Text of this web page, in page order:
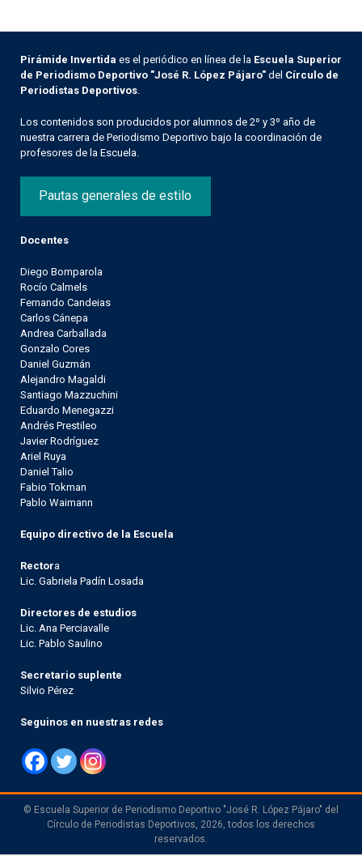
Pirámide Invertida es el periódico en línea de la Escuela Superior
de Periodismo Deportivo "José R. López Pájaro" del Círculo de
Periodistas Deportivos
Los contenidos son producidos por alumnos de 2º y 3º año de
nuestra carrera de Periodismo Deportivo bajo la coordinación de
profesores de la Escuela.
Pautas generales de estilo
Docentes
Diego Bomparola
Rocío Calmels
Fernando Candeias
Carlos Cánepa
Andrea Carballada
Gonzalo Cores
Daniel Guzmán
Alejandro Magaldi
Santiago Mazzuchini
Eduardo Menegazzi
Andrés Prestileo
Javier Rodríguez
Ariel Ruya
Daniel Talio
Fabio Tokman
Pablo Waimann
Equipo directivo de la Escuela
Rectora
Lic. Gabriela Padín Losada
Directores de estudios
Lic. Ana Perciavalle
Lic. Pablo Saulino
Secretario suplente
Silvio Pérez
Seguinos en nuestras redes
© Escuela Superior de Periodismo Deportivo "José R. López Pájaro" del
Círculo de Periodistas Deportivos, 2026, todos los derechos
reservados.